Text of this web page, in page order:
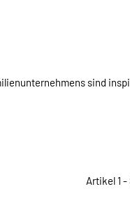
sind
Artikel 1 -